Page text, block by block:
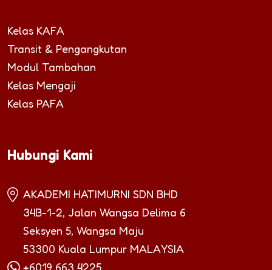
Kelas KAFA
Transit & Pengangkutan
Modul Tambahan
Kelas Mengaji
Kelas PAFA
Hubungi Kami
AKADEMI HATIMURNI SDN BHD
34B-1-2, Jalan Wangsa Delima 6
Seksyen 5, Wangsa Maju
53300 Kuala Lumpur MALAYSIA
+6019 663 4225